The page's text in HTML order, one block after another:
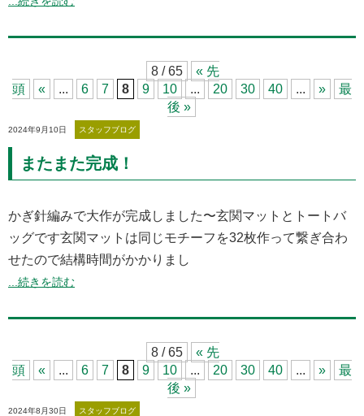
8 / 65
« 先
頭
« ... 6 7 8 9 10 ... 20 30 40 ... »
最
後 »
2024年9月10日 スタッフブログ
またまた完成！
かぎ針編みで大作が完成しました〜⁡玄関マットとトートバ
ッグです⁡⁡玄関マットは同じモチーフを32枚作って繋ぎ合わ
せたので結構時間がかかりまし
...続きを読む
8 / 65
« 先
頭
« ... 6 7 8 9 10 ... 20 30 40 ... »
最
後 »
2024年8月30日 スタッフブログ